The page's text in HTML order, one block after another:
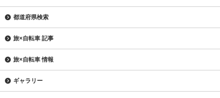
都道府県検索
旅×自転車 記事
旅×自転車 情報
ギャラリー